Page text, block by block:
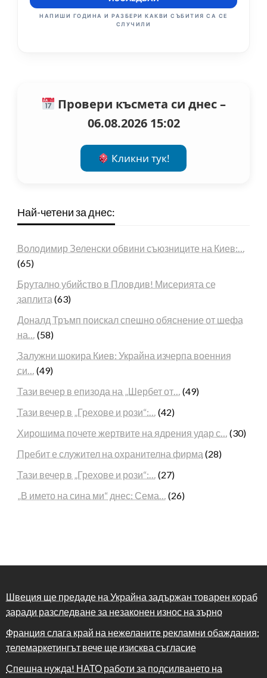
НАПИШИ ГОДИНА И РАЗБЕРИ КАКВИ СЪБИТИЯ СА СЕ
СЛУЧИЛИ
Провери късмета си днес –
06.08.2026 15:02
Кликни тук!
Най-четени за днес:
Володимир Зеленски обвини съюзниците на Киев:…
(65)
Брутално убийство в Пловдив! Мисерията се
заплита (63)
Доналд Тръмп поискал спешно обяснение от шефа
на… (58)
Залужни шокира Киев: Украйна изчерпа военния
си… (49)
Тази вечер в епизода на „Шербет от… (49)
Тази вечер в „Грехове и рози“:… (42)
Хирошима почете жертвите на ядрения удар с… (30)
Пребит е служител на охранителна фирма (28)
Тази вечер в „Грехове и рози“:… (27)
„В името на сина ми“ днес: Сема… (26)
Швеция ще предаде на Украйна задържан товарен кораб
заради разследване за незаконен износ на зърно
Франция слага край на нежеланите рекламни обаждания:
телемаркетингът вече ще изисква съгласие
Спешна нужда! НАТО работи за подсилването на